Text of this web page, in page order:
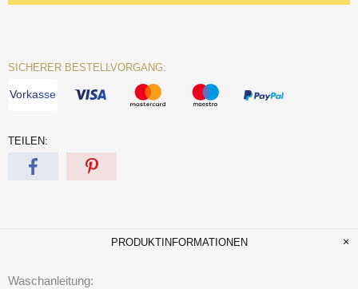
SICHERER BESTELLVORGANG:
Vorkasse
TEILEN:
PRODUKTINFORMATIONEN
Waschanleitung: